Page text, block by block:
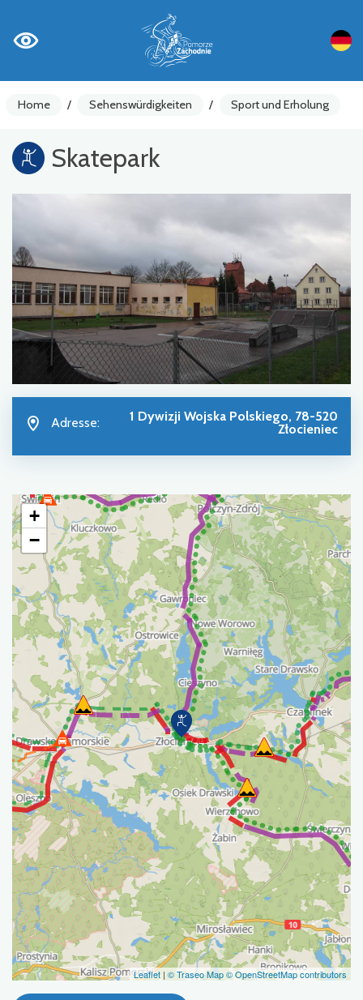
Home / Sehenswürdigkeiten / Sport und Erholung
Skatepark
Adresse:
1 Dywizji Wojska Polskiego, 78-520
Złocieniec
+
−
Leaflet | © Traseo Map© OpenStreetMap contributors